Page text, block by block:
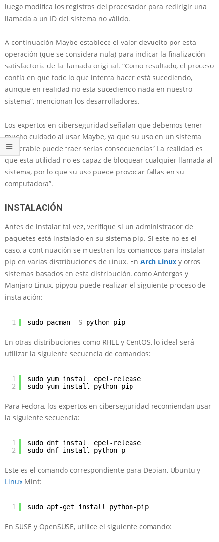
luego modifica los registros del procesador para redirigir una
llamada a un ID del sistema no válido.
A continuación Maybe establece el valor devuelto por esta
operación (que se considera nula) para indicar la finalización
satisfactoria de la llamada original: “Como resultado, el proceso
confía en que todo lo que intenta hacer está sucediendo,
aunque en realidad no está sucediendo nada en nuestro
sistema”, mencionan los desarrolladores.
Los expertos en ciberseguridad señalan que debemos tener
mucho cuidado al usar Maybe, ya que su uso en un sistema
vulnerable puede traer serias consecuencias” La realidad es
que esta utilidad no es capaz de bloquear cualquier llamada al
sistema, por lo que su uso puede provocar fallas en su
computadora”.
INSTALACIÓN
Antes de instalar tal vez, verifique si un administrador de
paquetes está instalado en su sistema pip. Si este no es el
caso, a continuación se muestran los comandos para instalar
pip en varias distribuciones de Linux. En Arch Linux y otros
sistemas basados en esta distribución, como Antergos y
Manjaro Linux, pipyou puede realizar el siguiente proceso de
instalación:
1 sudo pacman -S python-pip
En otras distribuciones como RHEL y CentOS, lo ideal será
utilizar la siguiente secuencia de comandos:
1
2
sudo yum install epel-release
sudo yum install python-pip
Para Fedora, los expertos en ciberseguridad recomiendan usar
la siguiente secuencia:
1
2
sudo dnf install epel-release
sudo dnf install python-p
Este es el comando correspondiente para Debian, Ubuntu y
Linux Mint:
1 sudo apt-get install python-pip
En SUSE y OpenSUSE, utilice el siguiente comando: